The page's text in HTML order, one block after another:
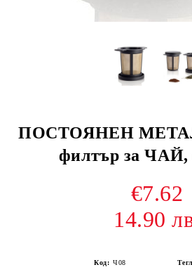
ПОСТОЯНЕН
филтър за ЧАЙ,
€7.62
14.90
Код: Ч08